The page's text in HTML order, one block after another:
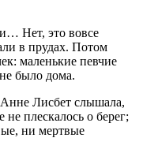
Нет, это вовсе
в прудах. Потом
маленькие певчие
было дома.
Лисбет слышала,
не плескалось о берег;
ни мертвые